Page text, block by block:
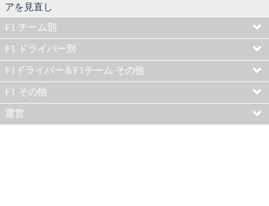
アを見直し
F1 チーム別
F1 ドライバー別
F1ドライバー＆F1チーム その他
F1 その他
運営